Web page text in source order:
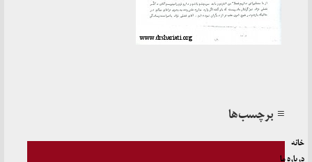
≡ برچسب‌ها
خانه